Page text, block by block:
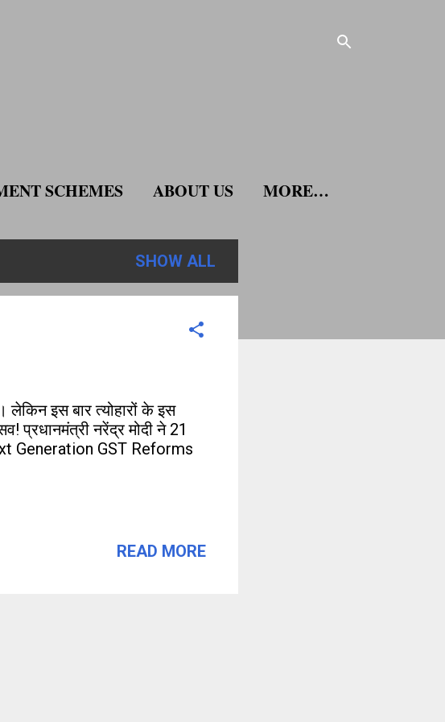
SCHEMES ABOUT US
MORE…
SHOW ALL
इस बार त्योहारों के इस
प्रधानमंत्री नरेंद्र मोदी ने 21
Generation GST Reforms
READ MORE